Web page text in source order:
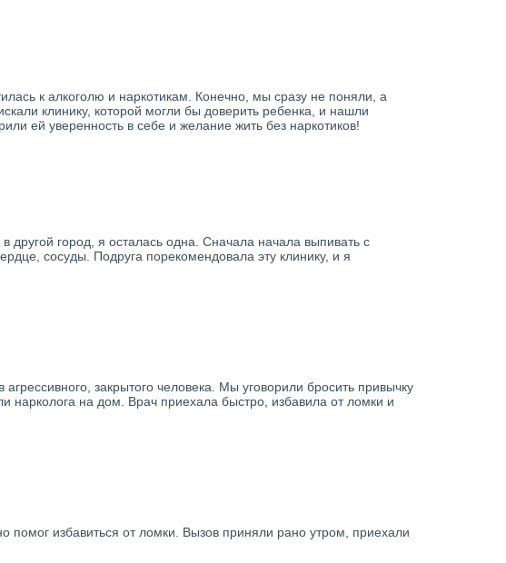
к алкоголю и наркотикам. Конечно, мы сразу не поняли, а
клинику, которой могли бы доверить ребенка, и нашли
ей уверенность в себе и желание жить без наркотиков!
город, я осталась одна. Сначала начала выпивать с
сосуды. Подруга порекомендовала эту клинику, и я
закрытого человека. Мы уговорили бросить привычку
на дом. Врач приехала быстро, избавила от ломки и
помог избавиться от ломки. Вызов приняли рано утром, приехали